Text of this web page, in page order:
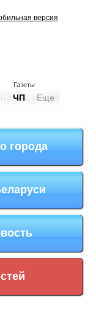
версия
Газеты
ЧП Еще
города